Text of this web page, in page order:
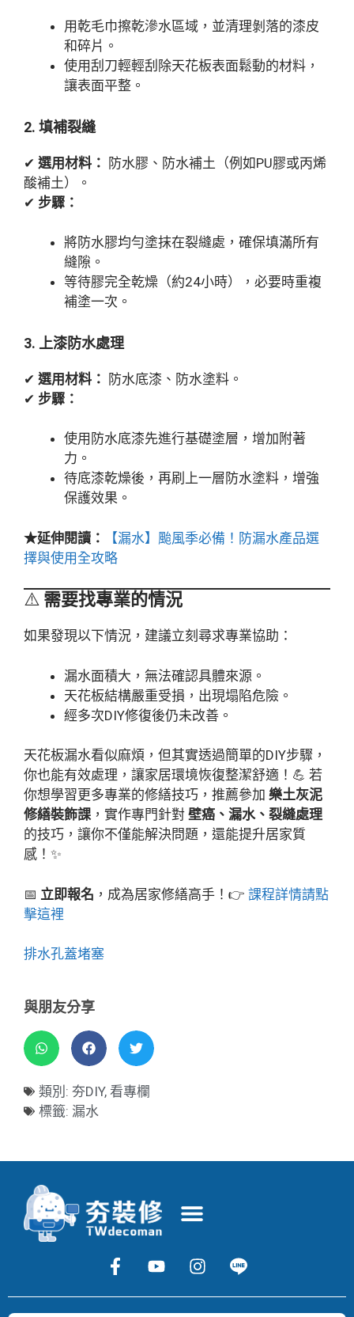
用乾毛巾擦乾滲水區域，並清理剝落的漆皮
和碎片。
使用刮刀輕輕刮除天花板表面鬆動的材料，
讓表面平整。
2. 填補裂縫
✔ 選用材料： 防水膠、防水補土（例如PU膠或丙烯
酸補土）。
✔ 步驟：
將防水膠均勻塗抹在裂縫處，確保填滿所有
縫隙。
等待膠完全乾燥（約24小時），必要時重複
補塗一次。
3. 上漆防水處理
✔ 選用材料： 防水底漆、防水塗料。
✔ 步驟：
使用防水底漆先進行基礎塗層，增加附著
力。
待底漆乾燥後，再刷上一層防水塗料，增強
保護效果。
★延伸閱讀：
【漏水】颱風季必備！防漏水產品選
擇與使用全攻略
⚠️ 需要找專業的情況
如果發現以下情況，建議立刻尋求專業協助：
漏水面積大，無法確認具體來源。
天花板結構嚴重受損，出現塌陷危險。
經多次DIY修復後仍未改善。
天花板漏水看似麻煩，但其實透過簡單的DIY步驟，
你也能有效處理，讓家居環境恢復整潔舒適！💪 若
你想學習更多專業的修繕技巧，推薦參加 樂土灰泥
修繕裝飾課，實作專門針對 壁癌、漏水、裂縫處理
的技巧，讓你不僅能解決問題，還能提升居家質
感！✨
📅 立即報名 ，成為居家修繕高手！👉 課程詳情請點
擊這裡
排水孔蓋堵塞
與朋友分享
類別: 夯DIY, 看專欄
標籤: 漏水